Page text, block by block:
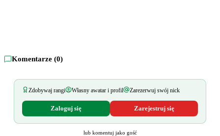
Komentarze (0)
Zdobywaj rangi Własny awatar i profil Zarezerwuj swój nick
Zaloguj się Zarejestruj się
lub komentuj jako gość